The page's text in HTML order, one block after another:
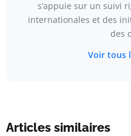
s’appuie sur un suivi
internationales et des
des
Voir tous
Articles similaires